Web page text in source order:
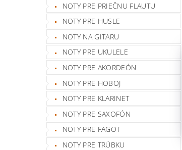
NOTY PRE PRIEČNU FLAUTU
NOTY PRE HUSLE
NOTY NA GITARU
NOTY PRE UKULELE
NOTY PRE AKORDEÓN
NOTY PRE HOBOJ
NOTY PRE KLARINET
NOTY PRE SAXOFÓN
NOTY PRE FAGOT
NOTY PRE TRÚBKU